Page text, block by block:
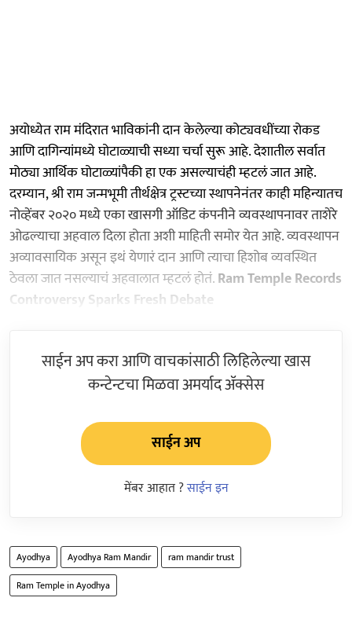
अयोध्येत राम मंदिरात भाविकांनी दान केलेल्या कोट्यवधींच्या रोकड
आणि दागिन्यांमध्ये घोटाळ्याची सध्या चर्चा सुरू आहे. देशातील सर्वात
मोठ्या आर्थिक घोटाळ्यांपैकी हा एक असल्याचंही म्हटलं जात आहे.
दरम्यान, श्री राम जन्मभूमी तीर्थक्षेत्र ट्रस्टच्या स्थापनेनंतर काही महिन्यातच
नोव्हेंबर २०२० मध्ये एका खासगी ऑडिट कंपनीने व्यवस्थापनावर ताशेरे
ओढल्याचा अहवाल दिला होता अशी माहिती समोर येत आहे. व्यवस्थापन
अव्यावसायिक असून इथं येणारं दान आणि त्याचा हिशोब व्यवस्थित
ठेवला जात नसल्याचं अहवालात म्हटलं होतं.Ram Temple Records
Controversy Sparks Fresh Debate
साईन अप करा आणि वाचकांसाठी लिहिलेल्या खास
कन्टेन्टचा मिळवा अमर्याद ॲक्सेस
साईन अप
मेंबर आहात ?साईन इन
Ayodhya Ayodhya Ram Mandir
ram mandir trust
Ram Temple in Ayodhya